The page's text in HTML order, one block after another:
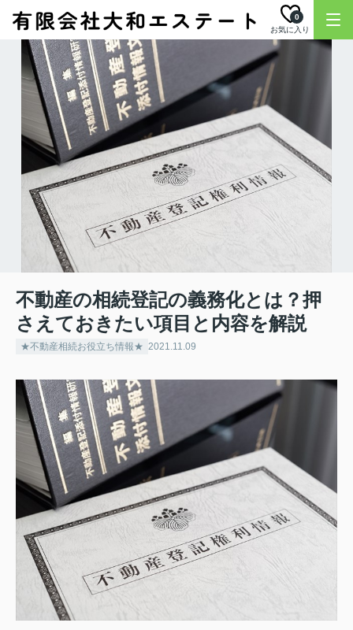
お気に入り
0
不動産の相続登記の義務化とは？押
さえておきたい項目と内容を解説
★不動産相続お役立ち情報★ 2021.11.09